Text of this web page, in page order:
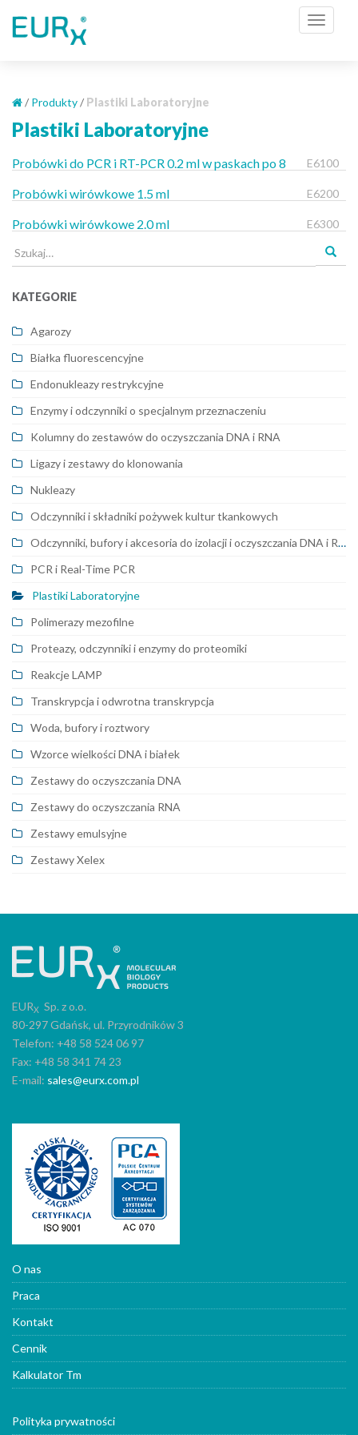
/ Produkty/ Plastiki Laboratoryjne
Plastiki Laboratoryjne
Probówki do PCR i RT-PCR 0.2 ml w paskach po 8 E6100
Probówki wirówkowe 1.5 ml E6200
Probówki wirówkowe 2.0 ml
E6300
Szukaj
dla:
KATEGORIE
Agarozy
Białka fluorescencyjne
Endonukleazy restrykcyjne
Enzymy i odczynniki o specjalnym przeznaczeniu
Kolumny do zestawów do oczyszczania DNA i RNA
Ligazy i zestawy do klonowania
Nukleazy
Odczynniki i składniki pożywek kultur tkankowych
Odczynniki, bufory i akcesoria do izolacji i oczyszczania DNA i RNA
PCR i Real-Time PCR
Plastiki Laboratoryjne
Polimerazy mezofilne
Proteazy, odczynniki i enzymy do proteomiki
Reakcje LAMP
Transkrypcja i odwrotna transkrypcja
Woda, bufory i roztwory
Wzorce wielkości DNA i białek
Zestawy do oczyszczania DNA
Zestawy do oczyszczania RNA
Zestawy emulsyjne
Zestawy Xelex
EURX Sp. z o.o.
80-297 Gdańsk, ul. Przyrodników 3
Telefon: +48 58 524 06 97
Fax: +48 58 341 74 23
E-mail: sales@eurx.com.pl
O nas
Praca
Kontakt
Cennik
Kalkulator Tm
Polityka prywatności